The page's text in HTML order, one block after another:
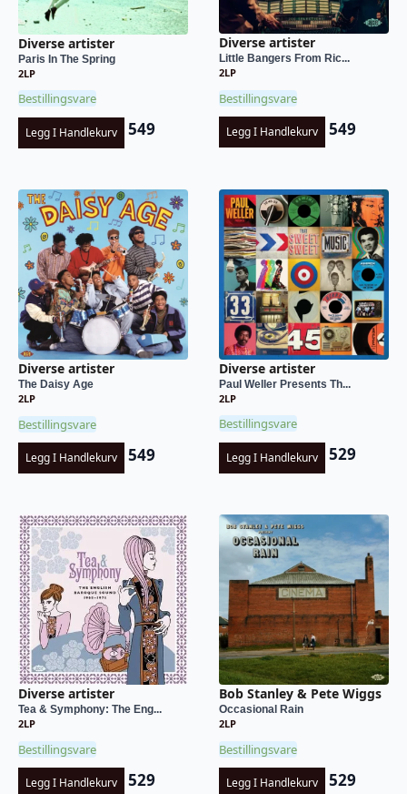
Diverse artister
Paris In The Spring
2LP
Bestillingsvare
Legg I Handlekurv 549
Diverse artister
Little Bangers From Ric...
2LP
Bestillingsvare
Legg I Handlekurv 549
Diverse artister
The Daisy Age
2LP
Bestillingsvare
Legg I Handlekurv 549
Diverse artister
Paul Weller Presents Th...
2LP
Bestillingsvare
Legg I Handlekurv 529
Diverse artister
Tea & Symphony: The Eng...
2LP
Bestillingsvare
Legg I Handlekurv 529
Bob Stanley & Pete Wiggs
Occasional Rain
2LP
Bestillingsvare
Legg I Handlekurv 529